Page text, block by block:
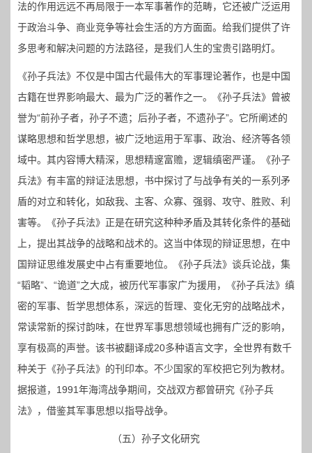
法的作用远远不再局限于一本军事著作的范畴，它还被广泛运用
于政治斗争、商业竞争等社会生活的方方面面。给我们提供了许
多思考和解决问题的方法路径，是我们人生的宝贵引路明灯。
《孙子兵法》不仅是中国古代最伟大的军事理论著作，也是中国
古籍在世界影响最大、最为广泛的著作之一。《孙子兵法》曾被
誉为“前孙子者，孙子不遗；后孙子者，不遗孙子”。它所阐述的
谋略思想和哲学思想，被广泛地运用于军事、政治、经济等各领
域中。其内容博大精深，思想精邃富赡，逻辑缜密严谨。《孙子
兵法》有丰富的辩证法思想，书中探讨了与战争有关的一系列矛
盾的对立和转化，如敌我、主客、众寡、强弱、攻守、胜败、利
害等。《孙子兵法》正是在研究这种种矛盾及其转化条件的基础
上，提出其战争的战略和战术的。这当中体现的辩证思想，在中
国辩证思维发展史中占有重要地位。《孙子兵法》谈兵论战，集
“韬略”、“诡道”之大成，被历代军事家广为援用，《孙子兵法》缜
密的军事、哲学思想体系，深远的哲理、变化无穷的战略战术，
常读常新的探讨韵味，在世界军事思想领域也拥有广泛的影响，
享有极高的声誉。该书被翻译成20多种语言文字，全世界有数千
种关于《孙子兵法》的刊印本。不少国家的军校把它列为教材。
据报道，1991年海湾战争期间，交战双方都曾研究《孙子兵
法》，借鉴其军事思想以指导战争。
（五）孙子文化研究